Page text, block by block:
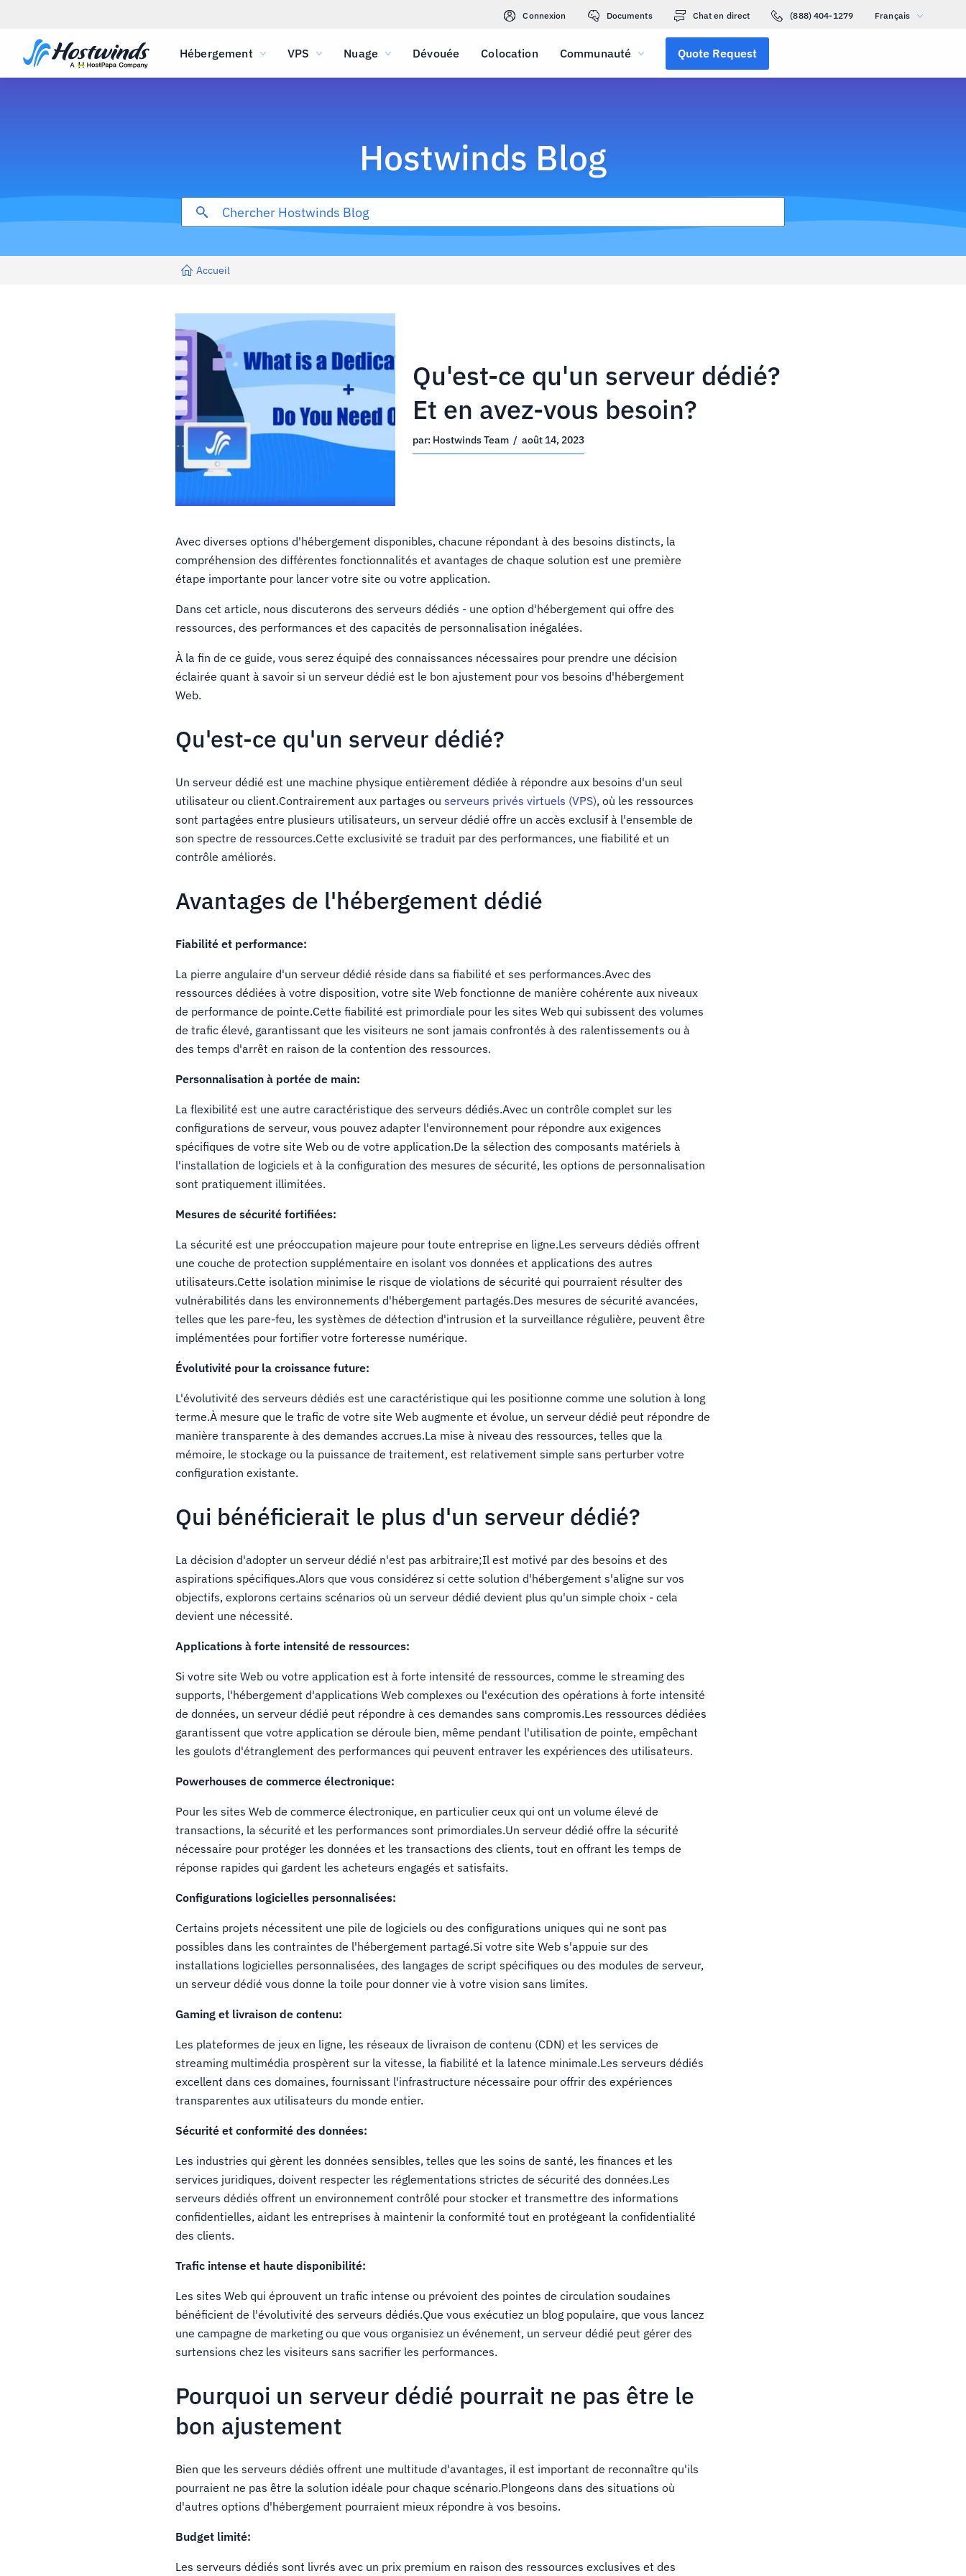
Connexion Documents Chat en direct (888) 404-1279 Français
Hébergement VPS Nuage Dévouée Colocation Communauté Quote Request
Hostwinds Blog
Accueil
Qu'est-ce qu'un serveur dédié?
Et en avez-vous besoin?
par: Hostwinds Team /août 14, 2023
Avec diverses options d'hébergement disponibles, chacune répondant à des besoins distincts, la
compréhension des différentes fonctionnalités et avantages de chaque solution est une première
étape importante pour lancer votre site ou votre application.
Dans cet article, nous discuterons des serveurs dédiés - une option d'hébergement qui offre des
ressources, des performances et des capacités de personnalisation inégalées.
À la fin de ce guide, vous serez équipé des connaissances nécessaires pour prendre une décision
éclairée quant à savoir si un serveur dédié est le bon ajustement pour vos besoins d'hébergement
Web.
Qu'est-ce qu'un serveur dédié?
Un serveur dédié est une machine physique entièrement dédiée à répondre aux besoins d'un seul
utilisateur ou client.Contrairement aux partages ouserveurs privés virtuels (VPS), où les ressources
sont partagées entre plusieurs utilisateurs, un serveur dédié offre un accès exclusif à l'ensemble de
son spectre de ressources.Cette exclusivité se traduit par des performances, une fiabilité et un
contrôle améliorés.
Avantages de l'hébergement dédié
Fiabilité et performance:
La pierre angulaire d'un serveur dédié réside dans sa fiabilité et ses performances.Avec des
ressources dédiées à votre disposition, votre site Web fonctionne de manière cohérente aux niveaux
de performance de pointe.Cette fiabilité est primordiale pour les sites Web qui subissent des volumes
de trafic élevé, garantissant que les visiteurs ne sont jamais confrontés à des ralentissements ou à
des temps d'arrêt en raison de la contention des ressources.
Personnalisation à portée de main:
La flexibilité est une autre caractéristique des serveurs dédiés.Avec un contrôle complet sur les
configurations de serveur, vous pouvez adapter l'environnement pour répondre aux exigences
spécifiques de votre site Web ou de votre application.De la sélection des composants matériels à
l'installation de logiciels et à la configuration des mesures de sécurité, les options de personnalisation
sont pratiquement illimitées.
Mesures de sécurité fortifiées:
La sécurité est une préoccupation majeure pour toute entreprise en ligne.Les serveurs dédiés offrent
une couche de protection supplémentaire en isolant vos données et applications des autres
utilisateurs.Cette isolation minimise le risque de violations de sécurité qui pourraient résulter des
vulnérabilités dans les environnements d'hébergement partagés.Des mesures de sécurité avancées,
telles que les pare-feu, les systèmes de détection d'intrusion et la surveillance régulière, peuvent être
implémentées pour fortifier votre forteresse numérique.
Évolutivité pour la croissance future:
L'évolutivité des serveurs dédiés est une caractéristique qui les positionne comme une solution à long
terme.À mesure que le trafic de votre site Web augmente et évolue, un serveur dédié peut répondre de
manière transparente à des demandes accrues.La mise à niveau des ressources, telles que la
mémoire, le stockage ou la puissance de traitement, est relativement simple sans perturber votre
configuration existante.
Qui bénéficierait le plus d'un serveur dédié?
La décision d'adopter un serveur dédié n'est pas arbitraire;Il est motivé par des besoins et des
aspirations spécifiques.Alors que vous considérez si cette solution d'hébergement s'aligne sur vos
objectifs, explorons certains scénarios où un serveur dédié devient plus qu'un simple choix - cela
devient une nécessité.
Applications à forte intensité de ressources:
Si votre site Web ou votre application est à forte intensité de ressources, comme le streaming des
supports, l'hébergement d'applications Web complexes ou l'exécution des opérations à forte intensité
de données, un serveur dédié peut répondre à ces demandes sans compromis.Les ressources dédiées
garantissent que votre application se déroule bien, même pendant l'utilisation de pointe, empêchant
les goulots d'étranglement des performances qui peuvent entraver les expériences des utilisateurs.
Powerhouses de commerce électronique:
Pour les sites Web de commerce électronique, en particulier ceux qui ont un volume élevé de
transactions, la sécurité et les performances sont primordiales.Un serveur dédié offre la sécurité
nécessaire pour protéger les données et les transactions des clients, tout en offrant les temps de
réponse rapides qui gardent les acheteurs engagés et satisfaits.
Configurations logicielles personnalisées:
Certains projets nécessitent une pile de logiciels ou des configurations uniques qui ne sont pas
possibles dans les contraintes de l'hébergement partagé.Si votre site Web s'appuie sur des
installations logicielles personnalisées, des langages de script spécifiques ou des modules de serveur,
un serveur dédié vous donne la toile pour donner vie à votre vision sans limites.
Gaming et livraison de contenu:
Les plateformes de jeux en ligne, les réseaux de livraison de contenu (CDN) et les services de
streaming multimédia prospèrent sur la vitesse, la fiabilité et la latence minimale.Les serveurs dédiés
excellent dans ces domaines, fournissant l'infrastructure nécessaire pour offrir des expériences
transparentes aux utilisateurs du monde entier.
Sécurité et conformité des données:
Les industries qui gèrent les données sensibles, telles que les soins de santé, les finances et les
services juridiques, doivent respecter les réglementations strictes de sécurité des données.Les
serveurs dédiés offrent un environnement contrôlé pour stocker et transmettre des informations
confidentielles, aidant les entreprises à maintenir la conformité tout en protégeant la confidentialité
des clients.
Trafic intense et haute disponibilité:
Les sites Web qui éprouvent un trafic intense ou prévoient des pointes de circulation soudaines
bénéficient de l'évolutivité des serveurs dédiés.Que vous exécutiez un blog populaire, que vous lancez
une campagne de marketing ou que vous organisiez un événement, un serveur dédié peut gérer des
surtensions chez les visiteurs sans sacrifier les performances.
Pourquoi un serveur dédié pourrait ne pas être le
bon ajustement
Bien que les serveurs dédiés offrent une multitude d'avantages, il est important de reconnaître qu'ils
pourraient ne pas être la solution idéale pour chaque scénario.Plongeons dans des situations où
d'autres options d'hébergement pourraient mieux répondre à vos besoins.
Budget limité:
Les serveurs dédiés sont livrés avec un prix premium en raison des ressources exclusives et des